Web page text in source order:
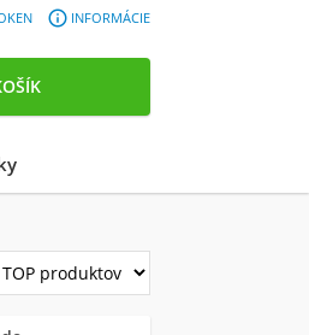
 INFORMÁCIE